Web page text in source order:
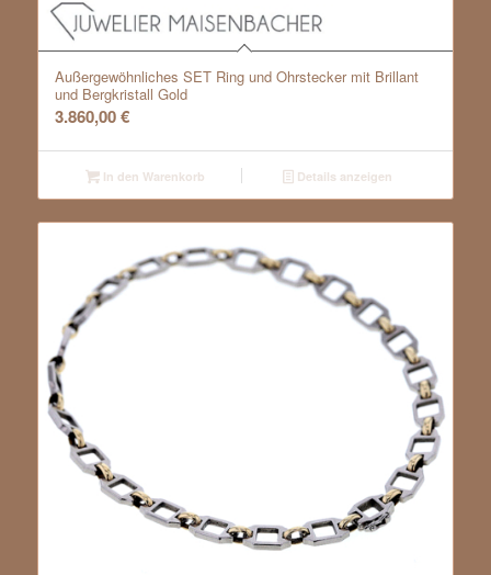
Außergewöhnliches SET Ring und Ohrstecker mit Brillant
und Bergkristall Gold
3.860,00€
In den Warenkorb Details anzeigen